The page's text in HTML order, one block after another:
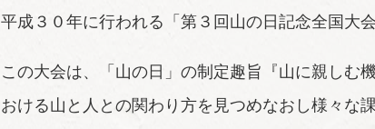
平成３０年に行われる「第３回山の日記念全国大
この大会は、「山の日」の制定趣旨『山に親しむ
おける山と人との関わり方を見つめなおし様々な